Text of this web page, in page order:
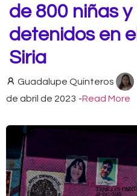
de 800 niñas y
detenidos en
Siria
Guadalupe Quinteros
de abril de 2023 -Read More